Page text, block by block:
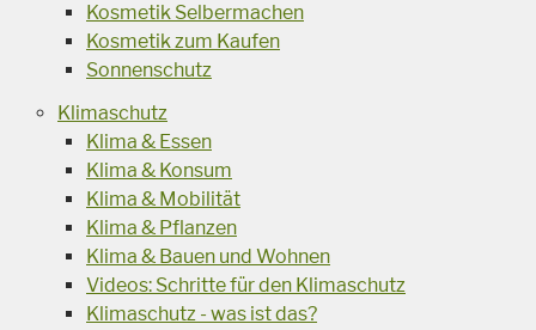
Kosmetik Selbermachen
Kosmetik zum Kaufen
Sonnenschutz
Klimaschutz
Klima & Essen
Klima & Konsum
Klima & Mobilität
Klima & Pflanzen
Klima & Bauen und Wohnen
Videos: Schritte für den Klimaschutz
Klimaschutz - was ist das?